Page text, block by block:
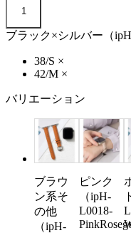
1
ブラック×シルバー（
38/S ×
42/M ×
バリエーション
ブラウ
ン系そ
の他
（ipH-
ピンク
（ipH-
L0018-